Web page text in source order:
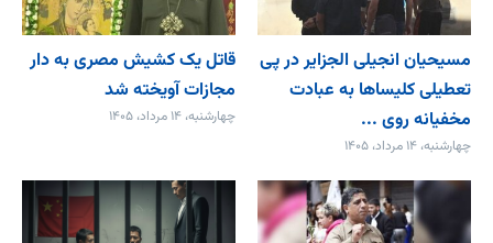
مسیحیان انجیلی الجزایر در پی
تعطیلی کلیساها به عبادت
مخفیانه روی ...
چهارشنبه، ۱۴ مرداد، ۱۴۰۵
قاتل یک کشیش مصری به دار
مجازات آویخته شد
چهارشنبه، ۱۴ مرداد، ۱۴۰۵